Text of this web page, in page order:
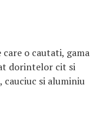
o cautati, gama
dorintelor cit si
cauciuc si aluminiu